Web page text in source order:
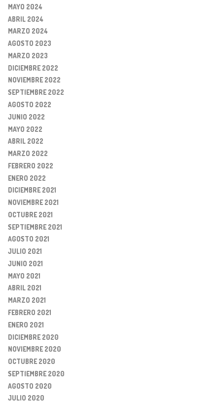
MAYO 2024
ABRIL 2024
MARZO 2024
AGOSTO 2023
MARZO 2023
DICIEMBRE 2022
NOVIEMBRE 2022
SEPTIEMBRE 2022
AGOSTO 2022
JUNIO 2022
MAYO 2022
ABRIL 2022
MARZO 2022
FEBRERO 2022
ENERO 2022
DICIEMBRE 2021
NOVIEMBRE 2021
OCTUBRE 2021
SEPTIEMBRE 2021
AGOSTO 2021
JULIO 2021
JUNIO 2021
MAYO 2021
ABRIL 2021
MARZO 2021
FEBRERO 2021
ENERO 2021
DICIEMBRE 2020
NOVIEMBRE 2020
OCTUBRE 2020
SEPTIEMBRE 2020
AGOSTO 2020
JULIO 2020